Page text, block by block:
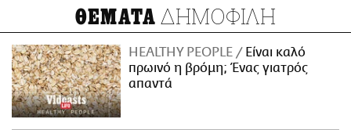
ΘΕΜΑΤΑ ΔΗΜΟΦΙΛΗ
HEALTHY PEOPLE
Είναι καλό
πρωινό η βρόμη; Ένας γιατρός
απαντά